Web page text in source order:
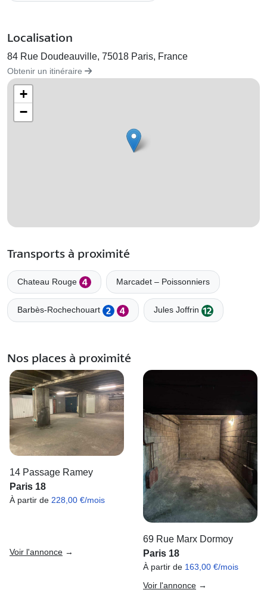
Localisation
84 Rue Doudeauville, 75018 Paris, France
Obtenir un itinéraire
+
−
Transports à proximité
Chateau Rouge Marcadet – Poissonniers
Barbès-Rochechouart Jules Joffrin
Nos places à proximité
14 Passage Ramey
Paris 18
À partir de 228,00 €/mois
Voir l'annonce →
69 Rue Marx Dormoy
Paris 18
À partir de 163,00 €/mois
Voir l'annonce →